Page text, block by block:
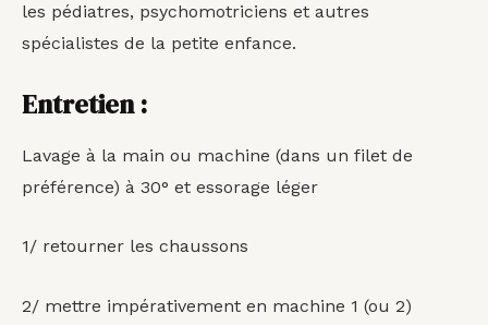
les pédiatres, psychomotriciens et autres
spécialistes de la petite enfance.
Entretien :
Lavage à la main ou machine (dans un filet de
préférence) à 30° et essorage léger
1/ retourner les chaussons
2/ mettre impérativement en machine 1 (ou 2)